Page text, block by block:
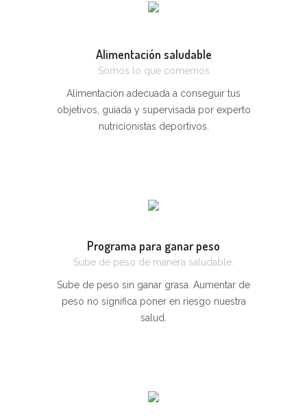
Alimentación saludable
Somos lo que comemos
Alimentación adecuada a conseguir tus
objetivos, guiada y supervisada por experto
nutricionistas deportivos.
Programa para ganar peso
Sube de peso de manera saludable.
Sube de peso sin ganar grasa. Aumentar de
peso no significa poner en riesgo nuestra
salud.